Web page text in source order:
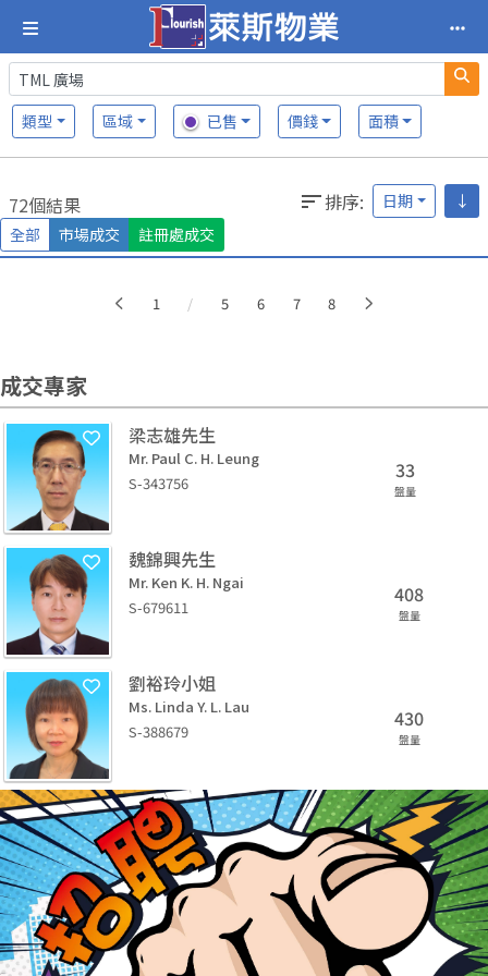
類型 區域 已售 價錢 面積
72個結果 排序: 日期
↓
全部
市場成交 註冊處成交
1 /More5 6 7 8
成交專家
梁志雄先生
Mr. Paul C. H. Leung
S-343756
33
盤量
魏錦興先生
Mr. Ken K. H. Ngai
S-679611
408
盤量
劉裕玲小姐
Ms. Linda Y. L. Lau
S-388679
430
盤量